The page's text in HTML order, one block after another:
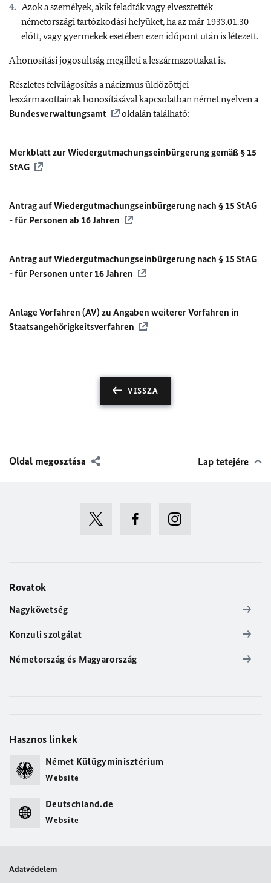
Azok a személyek, akik feladták vagy elvesztették
németországi tartózkodási helyüket, ha az már 1933.01.30
előtt, vagy gyermekek esetében ezen időpont után is létezett.
A honosítási jogosultság megilleti a leszármazottakat is.
Részletes felvilágosítás a nácizmus üldözöttjei
leszármazottainak honosításával kapcsolatban német nyelven a
Bundesverwaltungsamt
oldalán található:
Merkblatt zur Wiedergutmachungseinbürgerung gemäß § 15
StAG
Antrag auf Wiedergutmachungseinbürgerung nach § 15 StAG
- für Personen ab 16 Jahren
Antrag auf Wiedergutmachungseinbürgerung nach § 15 StAG
- für Personen unter 16 Jahren
Anlage Vorfahren (AV) zu Angaben weiterer Vorfahren in
Staatsangehörigkeitsverfahren
VISSZA
Oldal megosztása Lap tetejére
Rovatok
Nagykövetség
Konzuli szolgálat
Németország és Magyarország
Hasznos linkek
Német Külügyminisztérium
Website
Deutschland.de
Website
Adatvédelem